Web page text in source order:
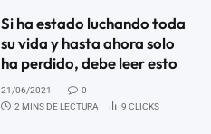
Si ha estado luchando toda
su vida y hasta ahora solo
ha perdido, debe leer esto
21/06/2021
0
2 MINS DE LECTURA
9CLICKS